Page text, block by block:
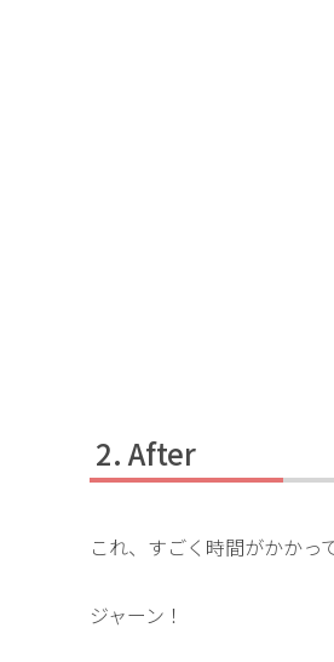
After
これ、すごく時間がかかっ
ジャーン！